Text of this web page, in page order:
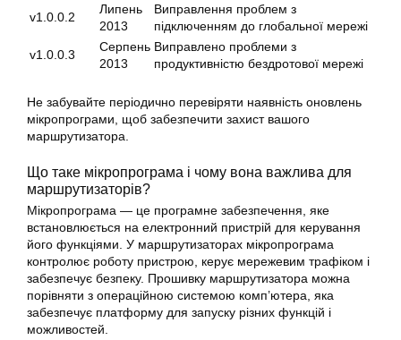
v1.0.0.2
Липень
2013
Виправлення проблем з
підключенням до глобальної мережі
v1.0.0.3
Серпень
2013
Виправлено проблеми з
продуктивністю бездротової мережі
Не забувайте періодично перевіряти наявність оновлень
мікропрограми, щоб забезпечити захист вашого
маршрутизатора.
Що таке мікропрограма і чому вона важлива для
маршрутизаторів?
Мікропрограма — це програмне забезпечення, яке
встановлюється на електронний пристрій для керування
його функціями. У маршрутизаторах мікропрограма
контролює роботу пристрою, керує мережевим трафіком і
забезпечує безпеку. Прошивку маршрутизатора можна
порівняти з операційною системою комп’ютера, яка
забезпечує платформу для запуску різних функцій і
можливостей.